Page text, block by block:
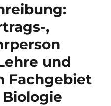
,
und
Fachgebiet